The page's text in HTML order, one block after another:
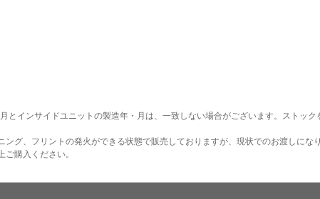
とインサイドユニットの製造年・月は、一致しない場合がございます。ストック
グ、フリントの発火ができる状態で販売しておりますが、現状でのお渡しにな
購入ください。